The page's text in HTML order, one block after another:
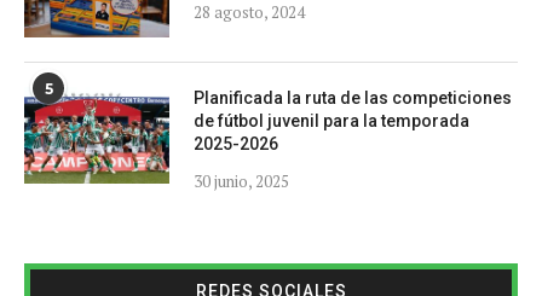
28 agosto, 2024
5
Planificada la ruta de las competiciones
de fútbol juvenil para la temporada
2025-2026
30 junio, 2025
REDES SOCIALES